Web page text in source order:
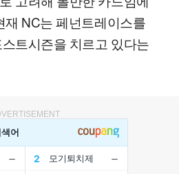
재 NC는 페넌트레이스를
트시즌을 치르고 있다는